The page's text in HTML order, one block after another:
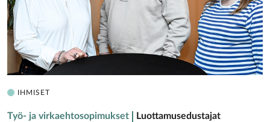
IHMISET
Työ- ja virkaehtosopimukset
Luottamusedustajat